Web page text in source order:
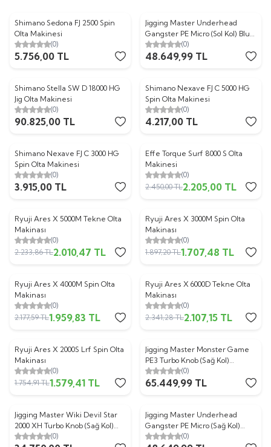
Shimano Sedona FJ 2500 Spin
Olta Makinesi
(0)
5.756,00 TL
Jigging Master Underhead
Gangster PE Micro (Sol Kol) Blue
Purple Olta Makinesi
(0)
48.649,99 TL
Shimano Stella SW D 18000 HG
Jig Olta Makinesi
(0)
90.825,00 TL
Shimano Nexave FJ C 5000 HG
Spin Olta Makinesi
(0)
4.217,00 TL
Shimano Nexave FJ C 3000 HG
Spin Olta Makinesi
(0)
3.915,00 TL
%10
Effe Torque Surf 8000 S Olta
Makinesi
(0)
2.450,00TL2.205,00 TL
%10
Ryuji Ares X 5000M Tekne Olta
Makinası
(0)
2.233,86TL2.010,47 TL
%10
Ryuji Ares X 3000M Spin Olta
Makinası
(0)
1.897,20TL1.707,48 TL
%10
Ryuji Ares X 4000M Spin Olta
Makinası
(0)
2.177,59TL1.959,83 TL
%10
Ryuji Ares X 6000D Tekne Olta
Makinası
(0)
2.341,28TL2.107,15 TL
%10
Ryuji Ares X 2000S Lrf Spin Olta
Makinası
(0)
1.754,91TL1.579,41 TL
Jigging Master Monster Game
PE3 Turbo Knob (Sağ Kol)
Titanium Purple Jig Olta
Makinesi
(0)
65.449,99 TL
Jigging Master Wiki Devil Star
2000 XH Turbo Knob (Sağ Kol)
Titanium Gold Jig Olta Makinesi
(0)
Jigging Master Underhead
Gangster PE Micro (Sağ Kol)
Titanium Purple Olta Makinesi
(0)